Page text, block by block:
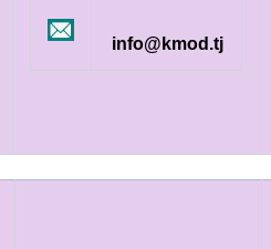
info@kmod.tj